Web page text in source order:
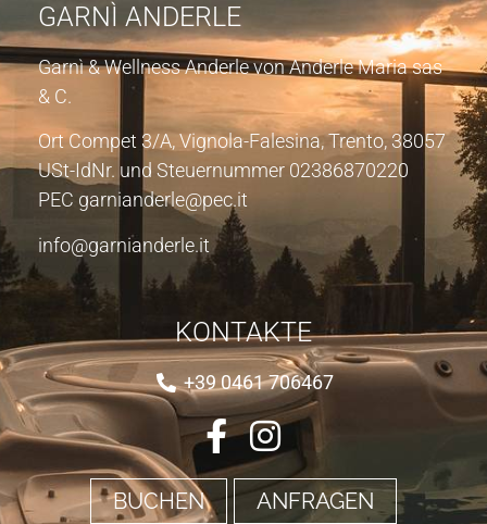
GARNÌ ANDERLE
Garnì & Wellness Anderle von Anderle Maria sas
& C.
Ort Compet 3/A, Vignola-Falesina, Trento, 38057
USt-IdNr. und Steuernummer 02386870220
PEC garnianderle@pec.it
info@garnianderle.it
KONTAKTE
+39 0461 706467
BUCHEN ANFRAGEN